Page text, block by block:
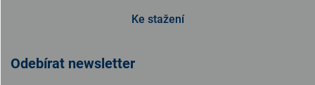
Ke stažení
Odebírat newsletter